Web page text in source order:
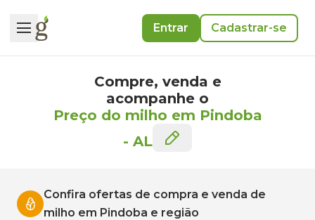
Entrar Cadastrar-se
Compre, venda e
acompanhe o
Preço do milho em Pindoba
- AL
Confira ofertas de compra e venda de
milho em Pindoba e região